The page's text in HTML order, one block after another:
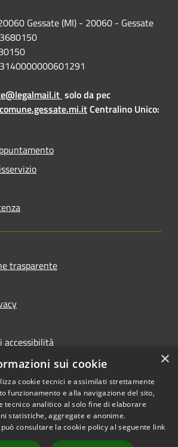
Gessate (MI) - 20060 - Gessate
solo da pec
Centralino Unico:
trasparente
accessibilità
accessibilità dal 2025
Copyright © 2026 • Comune di
Gessate • Powered by
×
sui cookie
cookie tecnici e assimilati strettamente
funzionamento e alla navigazione del sito,
tecnico analitico al solo fine di elaborare
statistiche, aggregate e anonime.
consultare la cookie policy al seguente link